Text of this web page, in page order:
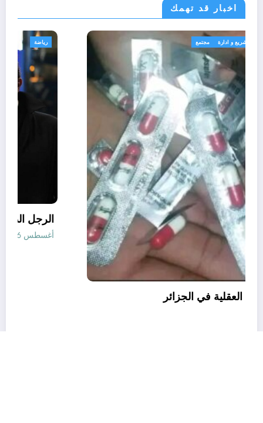
اخبار قد تهمك
الجزائر الحدث قانون تشريع و ادارة مجتمع
قانون المؤثرات العقلية في الجزائر